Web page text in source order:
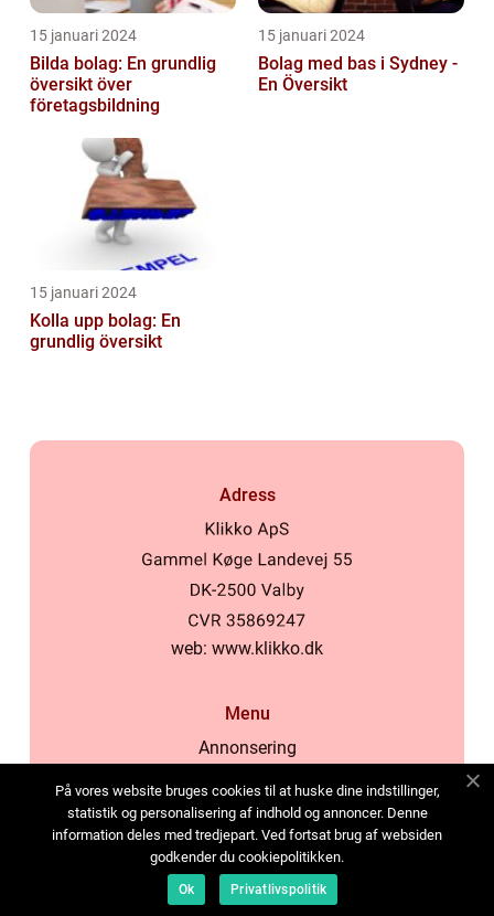
15 januari 2024
Bilda bolag: En grundlig
översikt över
företagsbildning
15 januari 2024
Bolag med bas i Sydney -
En Översikt
15 januari 2024
Kolla upp bolag: En
grundlig översikt
Adress
web: www.klikko.dk
Menu
Annonsering
Cookies
Kontakta oss
Sitemap
På vores website bruges cookies til at huske dine indstillinger,
statistik og personalisering af indhold og annoncer. Denne
information deles med tredjepart. Ved fortsat brug af websiden
godkender du cookiepolitikken.
Ok Privatlivspolitik